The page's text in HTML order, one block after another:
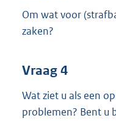
Om wat voor
zaken?
Vraag 4
Wat ziet u als een
problemen? Bent u